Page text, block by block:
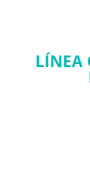
LÍNEA